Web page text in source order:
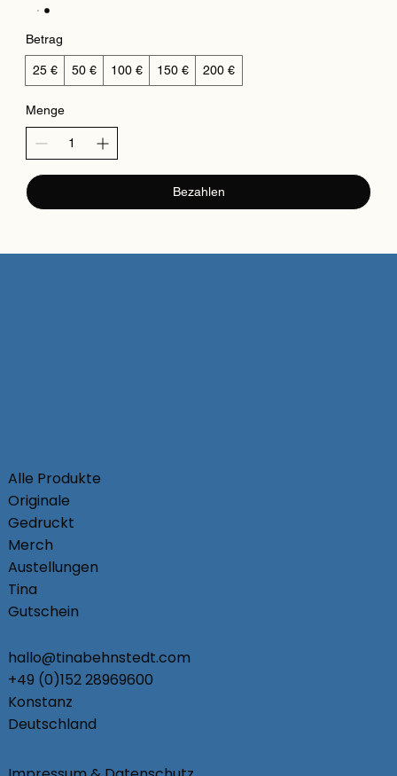
Betrag
25 € 50 € 100 € 150 € 200 €
Menge
Bezahlen
Alle Produkte
Originale
Gedruckt
Merch
Austellungen
Tina
Gutschein
hallo@tinabehnstedt.com
+49 (0)152 28969600
Konstanz
Deutschland